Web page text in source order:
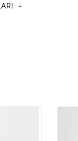
katmanlı
bir koruma sağlar.
veya dışarıda
+